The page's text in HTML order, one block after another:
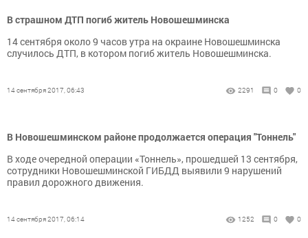
В страшном ДТП погиб житель Новошешминска
14 сентября около 9 часов утра на окраине Новошешминска
случилось ДТП, в котором погиб житель Новошешминска.
14 сентября 2017, 06:43 2291 0 0
В Новошешминском районе продолжается операция "Тоннель"
В ходе очередной операции «Тоннель», прошедшей 13 сентября,
сотрудники Новошешминской ГИБДД выявили 9 нарушений
правил дорожного движения.
14 сентября 2017, 06:14 1252 0 0